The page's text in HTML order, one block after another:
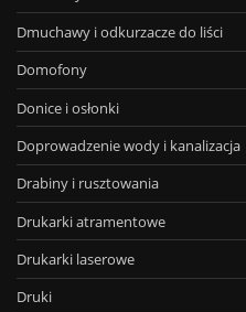
Dmuchawy i odkurzacze do liści
Domofony
Donice i osłonki
Doprowadzenie wody i kanalizacja
Drabiny i rusztowania
Drukarki atramentowe
Drukarki laserowe
Druki